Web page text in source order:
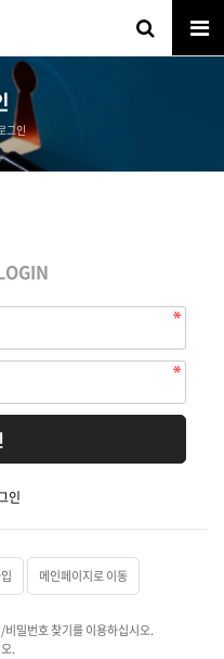
그인
인
메인페이지로 이동
밀번호 찾기를 이용하십시오.
.